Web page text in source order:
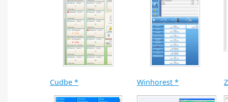
Cudbe * Winhorest *